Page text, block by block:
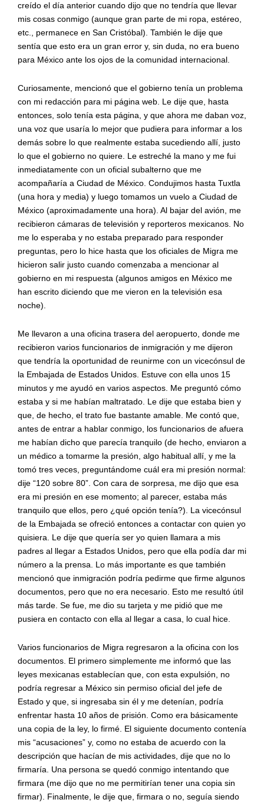
creído el día anterior cuando dijo que no tendría que llevar
mis cosas conmigo (aunque gran parte de mi ropa, estéreo,
etc., permanece en San Cristóbal). También le dije que
sentía que esto era un gran error y, sin duda, no era bueno
para México ante los ojos de la comunidad internacional.
Curiosamente, mencionó que el gobierno tenía un problema
con mi redacción para mi página web. Le dije que, hasta
entonces, solo tenía esta página, y que ahora me daban voz,
una voz que usaría lo mejor que pudiera para informar a los
demás sobre lo que realmente estaba sucediendo allí, justo
lo que el gobierno no quiere. Le estreché la mano y me fui
inmediatamente con un oficial subalterno que me
acompañaría a Ciudad de México. Condujimos hasta Tuxtla
(una hora y media) y luego tomamos un vuelo a Ciudad de
México (aproximadamente una hora). Al bajar del avión, me
recibieron cámaras de televisión y reporteros mexicanos. No
me lo esperaba y no estaba preparado para responder
preguntas, pero lo hice hasta que los oficiales de Migra me
hicieron salir justo cuando comenzaba a mencionar al
gobierno en mi respuesta (algunos amigos en México me
han escrito diciendo que me vieron en la televisión esa
noche).
Me llevaron a una oficina trasera del aeropuerto, donde me
recibieron varios funcionarios de inmigración y me dijeron
que tendría la oportunidad de reunirme con un vicecónsul de
la Embajada de Estados Unidos. Estuve con ella unos 15
minutos y me ayudó en varios aspectos. Me preguntó cómo
estaba y si me habían maltratado. Le dije que estaba bien y
que, de hecho, el trato fue bastante amable. Me contó que,
antes de entrar a hablar conmigo, los funcionarios de afuera
me habían dicho que parecía tranquilo (de hecho, enviaron a
un médico a tomarme la presión, algo habitual allí, y me la
tomó tres veces, preguntándome cuál era mi presión normal:
dije “120 sobre 80”. Con cara de sorpresa, me dijo que esa
era mi presión en ese momento; al parecer, estaba más
tranquilo que ellos, pero ¿qué opción tenía?). La vicecónsul
de la Embajada se ofreció entonces a contactar con quien yo
quisiera. Le dije que quería ser yo quien llamara a mis
padres al llegar a Estados Unidos, pero que ella podía dar mi
número a la prensa. Lo más importante es que también
mencionó que inmigración podría pedirme que firme algunos
documentos, pero que no era necesario. Esto me resultó útil
más tarde. Se fue, me dio su tarjeta y me pidió que me
pusiera en contacto con ella al llegar a casa, lo cual hice.
Varios funcionarios de Migra regresaron a la oficina con los
documentos. El primero simplemente me informó que las
leyes mexicanas establecían que, con esta expulsión, no
podría regresar a México sin permiso oficial del jefe de
Estado y que, si ingresaba sin él y me detenían, podría
enfrentar hasta 10 años de prisión. Como era básicamente
una copia de la ley, lo firmé. El siguiente documento contenía
mis “acusaciones” y, como no estaba de acuerdo con la
descripción que hacían de mis actividades, dije que no lo
firmaría. Una persona se quedó conmigo intentando que
firmara (me dijo que no me permitirían tener una copia sin
firmar). Finalmente, le dije que, firmara o no, seguía siendo